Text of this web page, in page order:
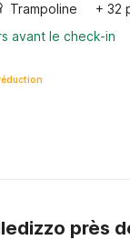
Trampoline
+ 32
avant le check-in
près